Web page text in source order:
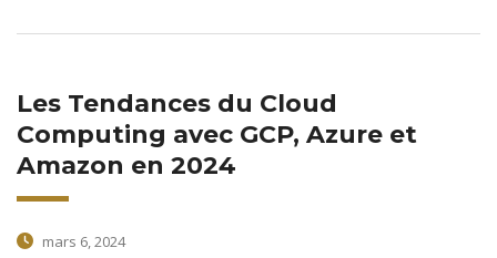
Les Tendances du Cloud
Computing avec GCP, Azure et
Amazon en 2024
mars 6, 2024